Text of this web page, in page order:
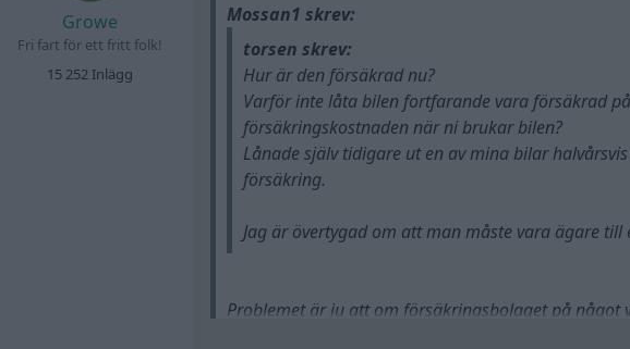
Growe
Fri fart för ett fritt folk!
15 252 Inlägg
Mossan1 skrev:
torsen skrev:
Hur är den försäkrad nu?
Varför inte låta bilen fortfarande vara försäkrad
försäkringskostnaden när ni brukar bilen?
Lånade själv tidigare ut en av mina bilar
försäkring.
Jag är övertygad om att man måste vara ägare
Problemet är ju att om försäkringsbolaget på